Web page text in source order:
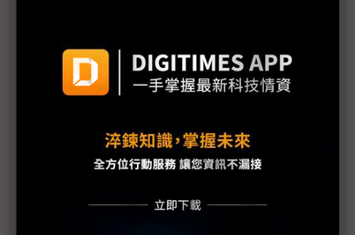
三星勞資暫定協議惹議 DX部門擬投下反對票
評析：三星罷工危機解除後 高額獎金未能撫平深層
三星最新勞資協議部門待遇落差12倍 內部隱憂恐已
【漫圖秒懂】高分紅還是拚擴產？ 三星、SK海力士